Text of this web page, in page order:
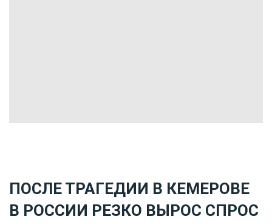
ПОСЛЕ ТРАГЕДИИ В КЕМЕРОВЕ
В РОССИИ РЕЗКО ВЫРОС СПРОС